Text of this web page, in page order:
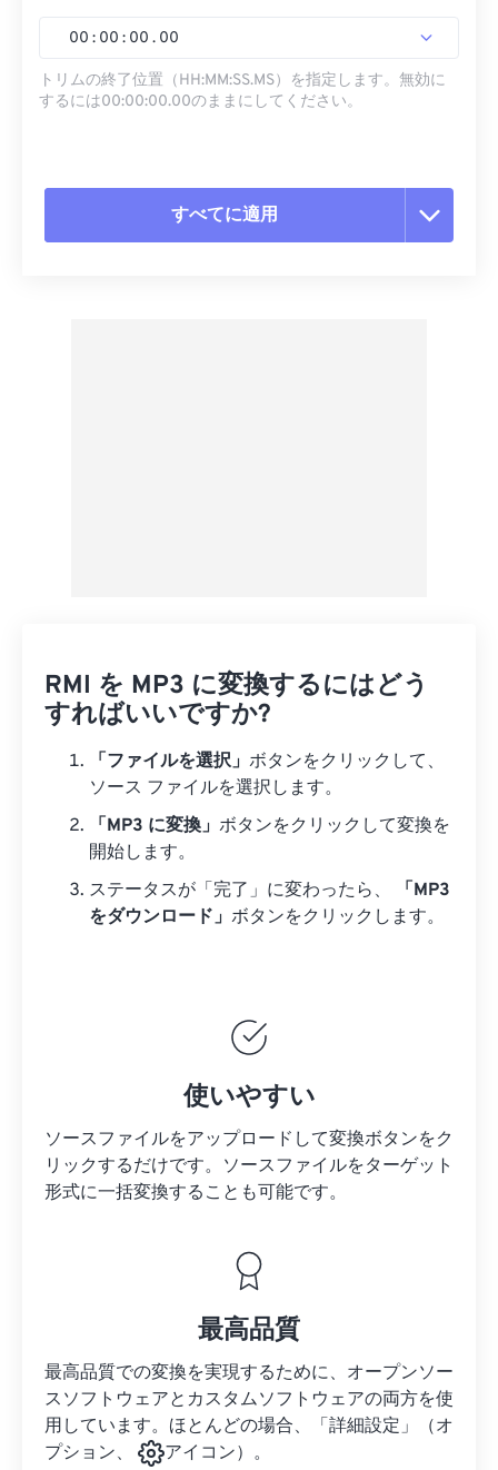
00 : 00 : 00 . 00
トリムの終了位置（HH:MM:SS.MS）を指定します。無効に
するには00:00:00.00のままにしてください。
すべてに適用
RMI を MP3 に変換するにはどう
すればいいですか?
「ファイルを選択」 ボタンをクリックして、
ソース ファイルを選択します。
「MP3 に変換」 ボタンをクリックして変換を
開始します。
ステータスが「完了」に変わったら、
「MP3
をダウンロード」 ボタンをクリックします。
使いやすい
ソースファイルをアップロードして変換ボタンをク
リックするだけです。 ソースファイルをターゲット
形式に一括変換することも可能です。
最高品質
最高品質での変換を実現するために、オープンソー
スソフトウェアとカスタムソフトウェアの両方を使
用しています。ほとんどの場合、「詳細設定」（オ
プション、
アイコン）。